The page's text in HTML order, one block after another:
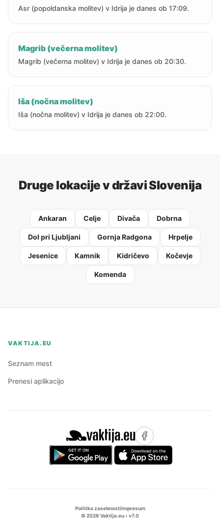
Asr (popoldanska molitev) v Idrija je danes ob 17:09.
Magrib (večerna molitev)
Magrib (večerna molitev) v Idrija je danes ob 20:30.
Iša (nočna molitev)
Iša (nočna molitev) v Idrija je danes ob 22:00.
Druge lokacije v državi Slovenija
Ankaran Celje Divača Dobrna
Dol pri Ljubljani Gornja Radgona Hrpelje
Jesenice Kamnik Kidričevo Kočevje
Komenda
VAKTIJA.EU
Seznam mest
Prenesi aplikacijo
Politika zasebnostiImpresum
©2026 Vaktija.eu • v7.0